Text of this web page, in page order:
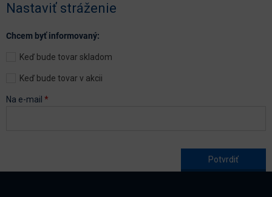
Dom a záhrada
Akcie
Nastaviť stráženie
Chcem byť informovaný:
Keď bude tovar skladom
Keď bude tovar v akcii
Na e-mail *